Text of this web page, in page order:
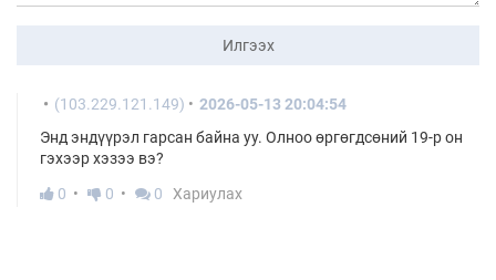
Илгээх
(103.229.121.149)
2026-05-13 20:04:54
Энд эндүүрэл гарсан байна уу. Олноо өргөгдсөний 19-р он
гэхээр хэзээ вэ?
0
0 0 Хариулах